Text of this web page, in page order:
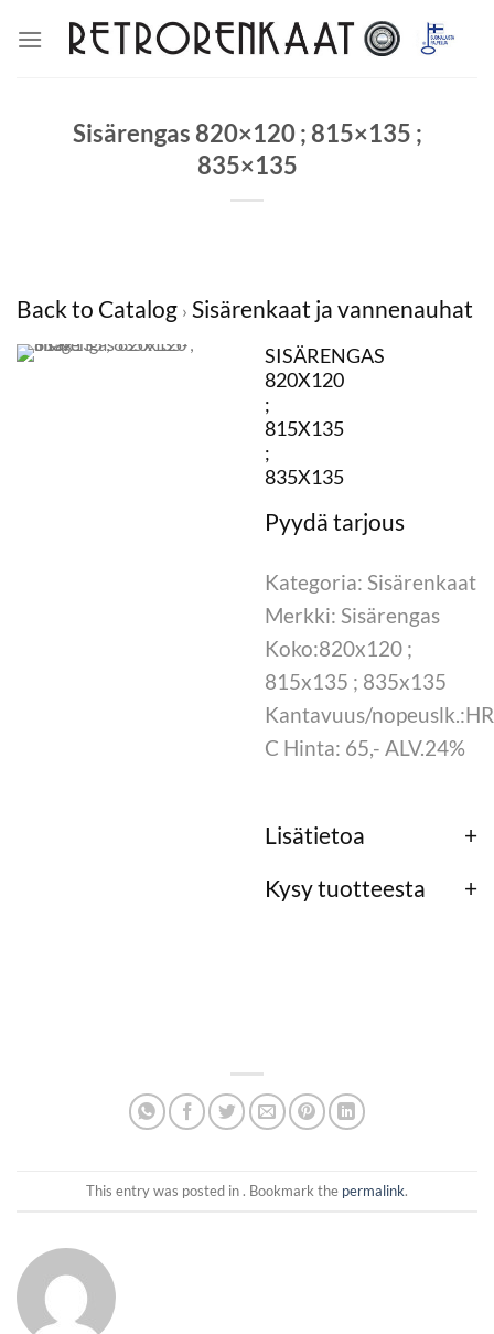
Sisärengas 820×120 ; 815×135 ;
835×135
Back to Catalog Sisärenkaat ja vannenauhat
SISÄRENGAS
820X120
;
815X135
;
835X135
Kategoria: Sisärenkaat
Merkki: Sisärengas
Koko:820x120 ;
815x135 ; 835x135
Kantavuus/
C Hinta: 65,- ALV.24%
Lisätietoa
Kysy tuotteesta
This entry was posted in . Bookmark the permalink.